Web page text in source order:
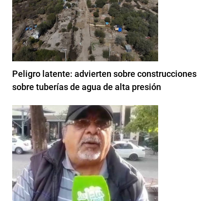
Peligro latente: advierten sobre construcciones
sobre tuberías de agua de alta presión